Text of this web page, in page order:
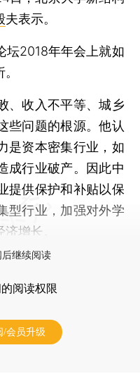
夫表示。
2018年年会上就如
收入不平等、城乡
些问题的根源。他认
是资本密集行业，如
成行业破产。因此中
提供保护和补贴以保
型行业，加强对外学
增长。
继续阅读
阅读权限
/会员升级